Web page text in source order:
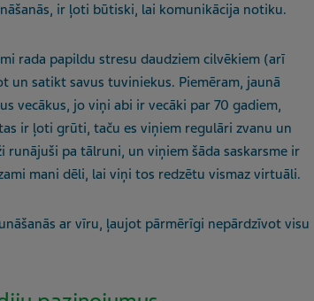
ir ļoti būtiski, lai komunikācija notiku.
rada papildu stresu daudziem cilvēkiem (arī
un satikt savus tuviniekus. Piemēram, jaunā
vecākus, jo viņi abi ir vecāki par 70 gadiem,
ir ļoti grūti, taču es viņiem regulāri zvanu un
pa tālruni, un viņiem šāda saskarsme ir
mani dēli, lai viņi tos redzētu vismaz virtuāli.
ar vīru, ļaujot pārmērīgi nepārdzīvot visu